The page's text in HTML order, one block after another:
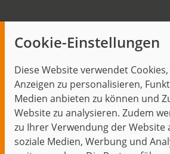
Cookie-Einstellungen
Diese Website verwendet
Anzeigen zu personalisieren,
Medien anbieten zu können und
Website zu analysieren. Zudem
zu Ihrer Verwendung der Website
soziale Medien, Werbung und
Themen im Fokus
Events